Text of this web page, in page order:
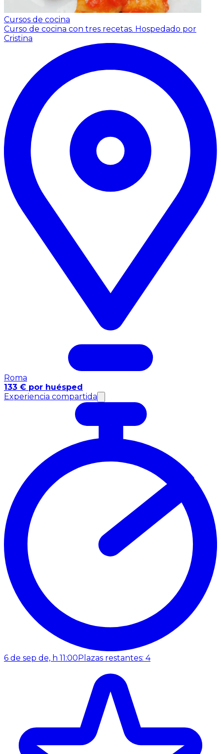
Cursos de cocina
Curso de cocina con tres recetas. Hospedado por
Cristina
Roma
133 € por huésped
Experiencia compartida
6 de sep de, h 11:00 Plazas restantes: 4